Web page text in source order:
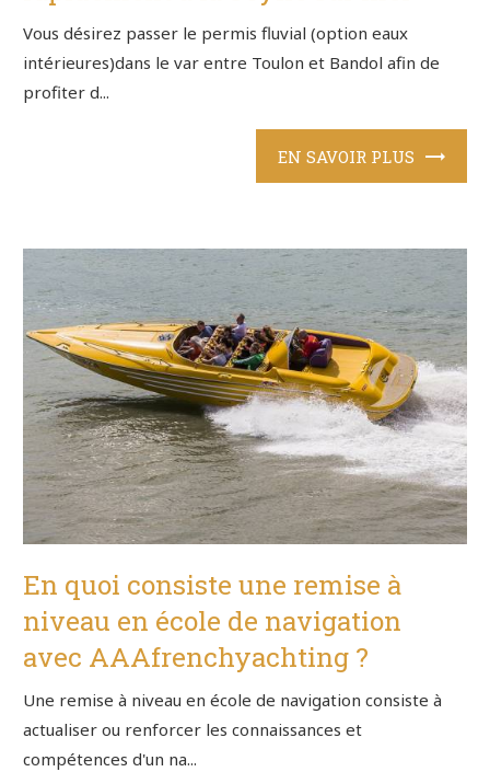
Vous désirez passer le permis fluvial (option eaux
intérieures)dans le var entre Toulon et Bandol afin de
profiter d...
EN SAVOIR PLUS
En quoi consiste une remise à
niveau en école de navigation
avec AAAfrenchyachting ?
Une remise à niveau en école de navigation consiste à
actualiser ou renforcer les connaissances et
compétences d'un na...